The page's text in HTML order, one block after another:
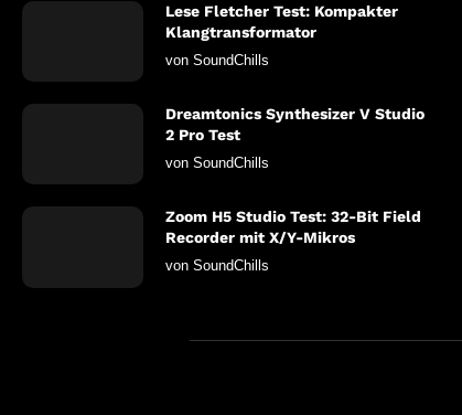
Lese Fletcher Test: Kompakter
Klangtransformator
von SoundChills
Dreamtonics Synthesizer V Studio
2 Pro Test
von SoundChills
Zoom H5 Studio Test: 32-Bit Field
Recorder mit X/Y-Mikros
von SoundChills